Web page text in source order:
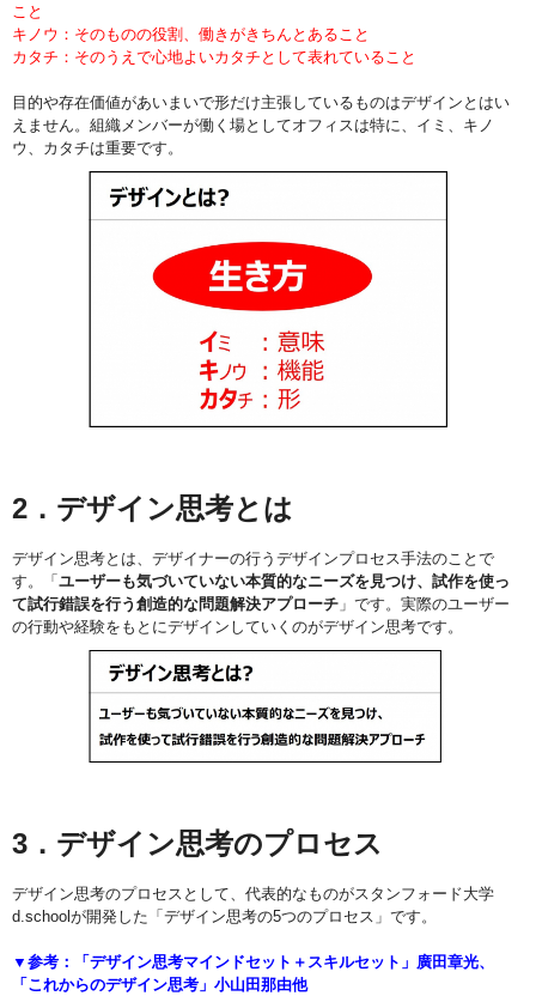
こと
キノウ：そのものの役割、働きがきちんとあること
カタチ：そのうえで心地よいカタチとして表れていること
目的や存在価値があいまいで形だけ主張しているものはデザインとはい
えません。組織メンバーが働く場としてオフィスは特に、イミ、キノ
ウ、カタチは重要です。
2．デザイン思考とは
デザイン思考とは、デザイナーの行うデザインプロセス手法のことで
す。「 ユーザーも気づいていない本質的なニーズを見つけ、試作を使っ
て試行錯誤を行う創造的な問題解決アプローチ 」です。実際のユーザー
の行動や経験をもとにデザインしていくのがデザイン思考です。
3．デザイン思考のプロセス
デザイン思考のプロセスとして、代表的なものがスタンフォード大学
d.schoolが開発した「デザイン思考の5つのプロセス」です。
▼参考：「デザイン思考マインドセット＋スキルセット」廣田章光、
「これからのデザイン思考」小山田那由他